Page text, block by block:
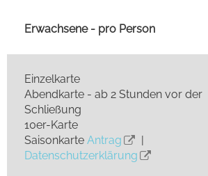
Erwachsene - pro Person
Einzelkarte
Abendkarte - ab 2 Stunden vor der
Schließung
10er-Karte
Saisonkarte Antrag
|
Datenschutzerklärung